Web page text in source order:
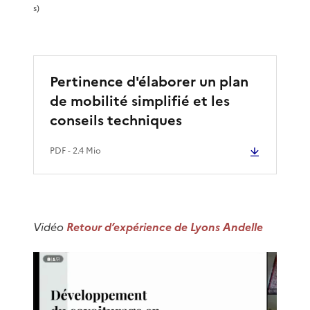
v
i
d
s)
Pertinence d'élaborer un plan
de mobilité simplifié et les
conseils techniques
PDF- 2.4 Mio
Vidéo Retour d’expérience de Lyons Andelle